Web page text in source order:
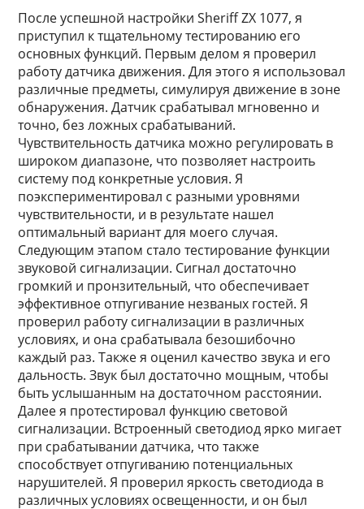
После успешной настройки Sheriff ZX 1077, я
приступил к тщательному тестированию его
основных функций. Первым делом я проверил
работу датчика движения. Для этого я использовал
различные предметы, симулируя движение в зоне
обнаружения. Датчик срабатывал мгновенно и
точно, без ложных срабатываний.
Чувствительность датчика можно регулировать в
широком диапазоне, что позволяет настроить
систему под конкретные условия. Я
поэкспериментировал с разными уровнями
чувствительности, и в результате нашел
оптимальный вариант для моего случая.
Следующим этапом стало тестирование функции
звуковой сигнализации. Сигнал достаточно
громкий и пронзительный, что обеспечивает
эффективное отпугивание незваных гостей. Я
проверил работу сигнализации в различных
условиях, и она срабатывала безошибочно
каждый раз. Также я оценил качество звука и его
дальность. Звук был достаточно мощным, чтобы
быть услышанным на достаточном расстоянии.
Далее я протестировал функцию световой
сигнализации. Встроенный светодиод ярко мигает
при срабатывании датчика, что также
способствует отпугиванию потенциальных
нарушителей. Я проверил яркость светодиода в
различных условиях освещенности, и он был